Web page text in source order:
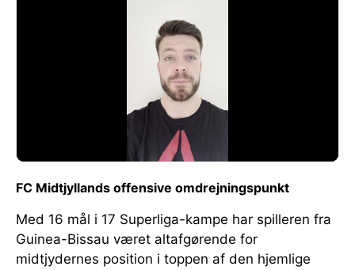
FC Midtjyllands offensive omdrejningspunkt
Med 16 mål i 17 Superliga-kampe har spilleren fra
Guinea-Bissau været altafgørende for
midtjydernes position i toppen af den hjemlige